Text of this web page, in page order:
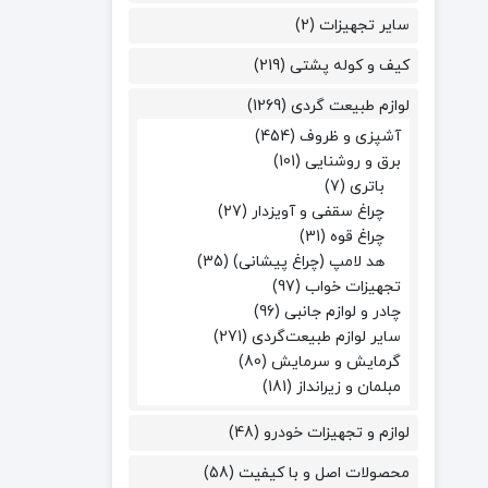
۳۴۵ گرم
455 گرم
۵۸ گرم
۷۰ گرم
84 گرم
در دسترس نیست
۸۰۰۰ لومن
1000 لومن
۱۴۰ لومن
۴۰۰ تا ۱۲۰۰ لومن
در دسترس نیست
سایر تجهیزات (2)
کیف و کوله پشتی (219)
لوازم طبیعت گردی (1269)
آشپزی و ظروف (454)
برق و روشنایی (101)
باتری (7)
چراغ سقفی و آویزدار (27)
چراغ قوه (31)
هد لامپ (چراغ پیشانی) (35)
تجهیزات خواب (97)
چادر و لوازم جانبی (96)
سایر لوازم طبیعت‌گردی (271)
گرمایش و سرمایش (80)
مبلمان و زیرانداز (181)
لوازم و تجهیزات خودرو (48)
محصولات اصل و با کیفیت (58)